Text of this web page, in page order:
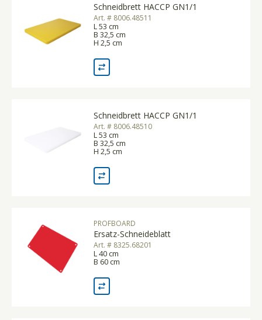
Schneidbrett HACCP GN1/1
Art. # 8006.48511
L 53 cm
B 32,5 cm
H 2,5 cm
Schneidbrett HACCP GN1/1
Art. # 8006.48510
L 53 cm
B 32,5 cm
H 2,5 cm
PROFBOARD
Ersatz-Schneideblatt
Art. # 8325.68201
L 40 cm
B 60 cm